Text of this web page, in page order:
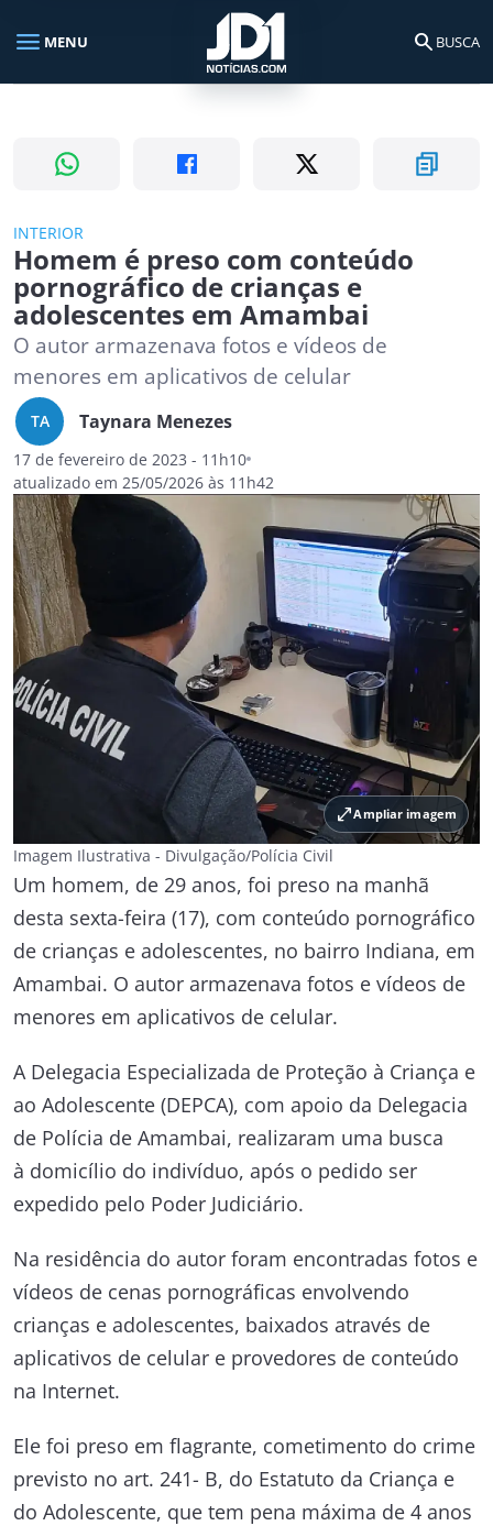
Busca no portal
menu MENU search BUSCA
INTERIOR
Homem é preso com conteúdo
pornográfico de crianças e
adolescentes em Amambai
O autor armazenava fotos e vídeos de
menores em aplicativos de celular
TA Taynara Menezes
17 de fevereiro de 2023 - 11h10
atualizado em 25/05/2026 às 11h42
open_in_fullAmpliar imagem
Imagem Ilustrativa - Divulgação/Polícia Civil
Um homem, de 29 anos, foi preso na manhã
desta sexta-feira (17), com conteúdo pornográfico
de crianças e adolescentes, no bairro Indiana, em
Amambai. O autor armazenava fotos e vídeos de
menores em aplicativos de celular.
A Delegacia Especializada de Proteção à Criança e
ao Adolescente (DEPCA), com apoio da Delegacia
de Polícia de Amambai, realizaram uma busca
à domicílio do indivíduo, após o pedido ser
expedido pelo Poder Judiciário.
Na residência do autor foram encontradas fotos e
vídeos de cenas pornográficas envolvendo
crianças e adolescentes, baixados através de
aplicativos de celular e provedores de conteúdo
na Internet.
Ele foi preso em flagrante, cometimento do crime
previsto no art. 241- B, do Estatuto da Criança e
do Adolescente, que tem pena máxima de 4 anos